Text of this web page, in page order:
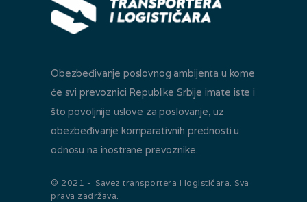
Obezbeđivanje poslovnog ambijenta u kome
će svi prevoznici Republike Srbije imate iste i
što povoljnije uslove za poslovanje, uz
obezbeđivanje komparativnih prednosti u
odnosu na inostrane prevoznike.
© 2021 - Savez transportera i logističara. Sva
prava zadržava.